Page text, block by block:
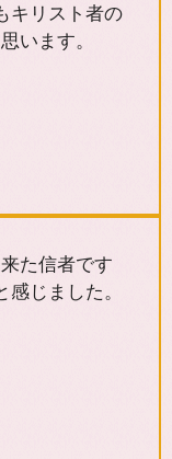
キリスト者の
います。
た信者です
じました。